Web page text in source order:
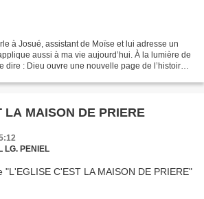
à Josué, assistant de Moïse et lui adresse un
aussi à ma vie aujourd’hui. À la lumière de
dire : Dieu ouvre une nouvelle page de l’histoire
LA MAISON DE PRIERE
LG. PENIEL